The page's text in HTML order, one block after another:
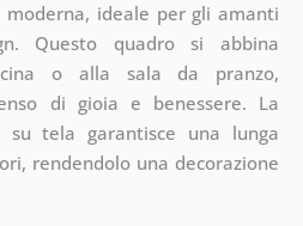
moderna, ideale per gli amanti
Questo quadro si abbina
o alla sala da pranzo,
di gioia e benessere. La
tela garantisce una lunga
rendendolo una decorazione